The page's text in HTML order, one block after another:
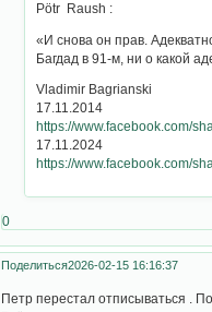
Pötr Raush :
«И снова он прав.
Багдад в 91-м, ни о какой
Vladimir Bagrianski
17.11.2014
https://www.facebook.com/
17.11.2024
https://www.facebook.com/
0
Поделиться2026-02-15 16:16:37
Петр перестал отписываться .